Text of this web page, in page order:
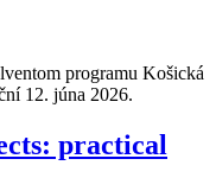
programu Košická
12. júna 2026.
practical